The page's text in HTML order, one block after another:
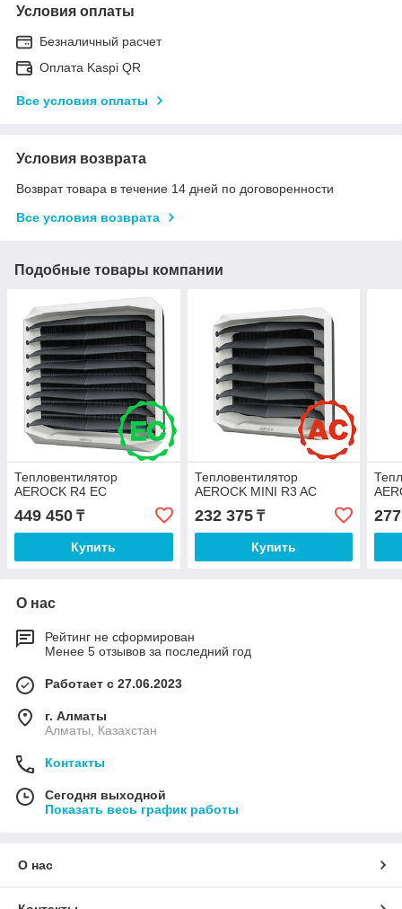
Условия оплаты
Безналичный расчет
Оплата Kaspi QR
Все условия оплаты
Условия возврата
Возврат товара в течение 14 дней по договоренности
Все условия возврата
Подобные товары компании
Тепловентилятор
AEROCK R4 ЕC
449 450 ₸
Купить
Тепловентилятор
AEROCK MINI R3 AC
232 375₸
Купить
О нас
Рейтинг не сформирован
Менее 5 отзывов за последний год
Работает с 27.06.2023
г. Алматы
Алматы, Казахстан
Контакты
Сегодня выходной
Показать весь график работы
О нас